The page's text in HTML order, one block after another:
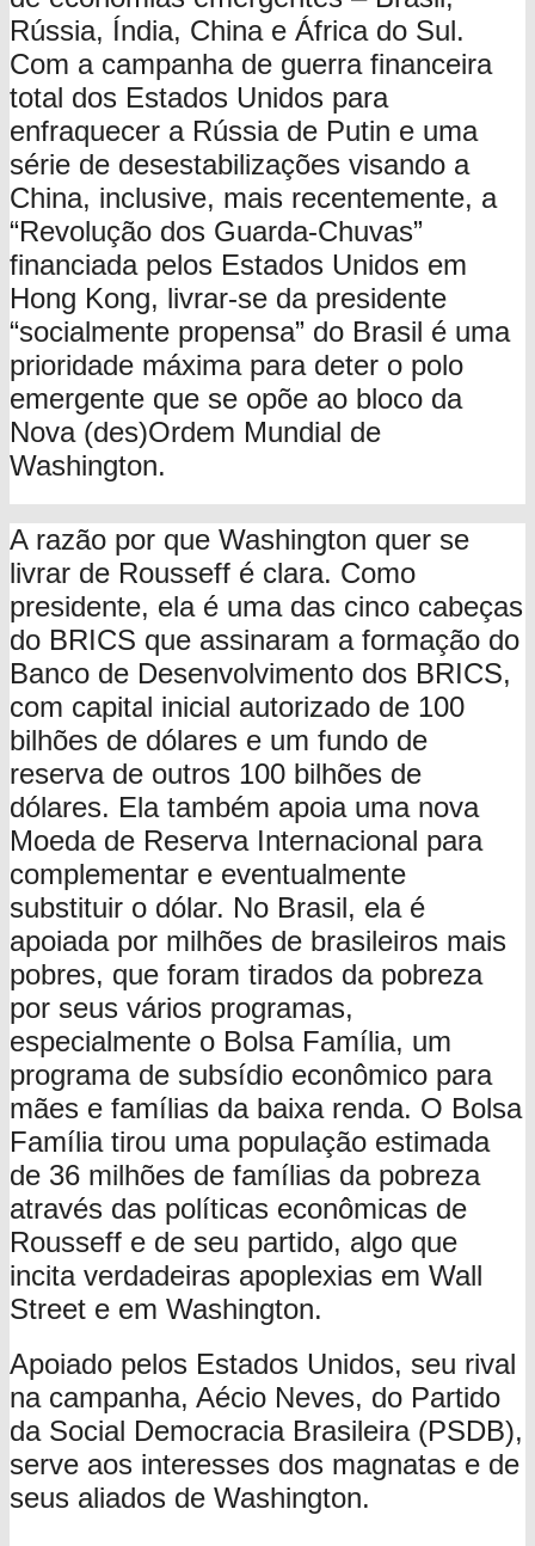
Rússia, Índia, China e África do Sul.
Com a campanha de guerra financeira
total dos Estados Unidos para
enfraquecer a Rússia de Putin e uma
série de desestabilizações visando a
China, inclusive, mais recentemente, a
“Revolução dos Guarda-Chuvas”
financiada pelos Estados Unidos em
Hong Kong, livrar-se da presidente
“socialmente propensa” do Brasil é uma
prioridade máxima para deter o polo
emergente que se opõe ao bloco da
Nova (des)Ordem Mundial de
Washington.
A razão por que Washington quer se
livrar de Rousseff é clara. Como
presidente, ela é uma das cinco cabeças
do BRICS que assinaram a formação do
Banco de Desenvolvimento dos BRICS,
com capital inicial autorizado de 100
bilhões de dólares e um fundo de
reserva de outros 100 bilhões de
dólares. Ela também apoia uma nova
Moeda de Reserva Internacional para
complementar e eventualmente
substituir o dólar. No Brasil, ela é
apoiada por milhões de brasileiros mais
pobres, que foram tirados da pobreza
por seus vários programas,
especialmente o Bolsa Família, um
programa de subsídio econômico para
mães e famílias da baixa renda. O Bolsa
Família tirou uma população estimada
de 36 milhões de famílias da pobreza
através das políticas econômicas de
Rousseff e de seu partido, algo que
incita verdadeiras apoplexias em Wall
Street e em Washington.
Apoiado pelos Estados Unidos, seu rival
na campanha, Aécio Neves, do Partido
da Social Democracia Brasileira (PSDB),
serve aos interesses dos magnatas e de
seus aliados de Washington.